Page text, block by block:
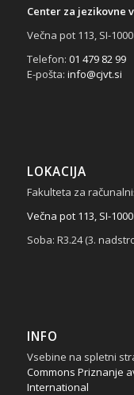
Center za jezikovne
Večna pot 113, SI-
Telefon: 01 479 82 99
E-pošta: info@cjvt.si
LOKACIJA
Fakulteta za
Večna pot 113, SI-
Soba: R3.24 (3.
INFO
Vsebine na spletni
Commons Priznanje
International